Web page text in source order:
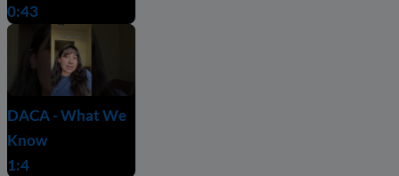
0:43
DACA - What We
Know
1:4